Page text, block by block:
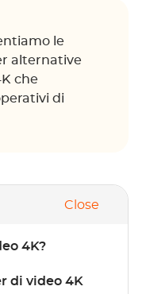
le
alternative
che
di
Close
4K?
di video 4K